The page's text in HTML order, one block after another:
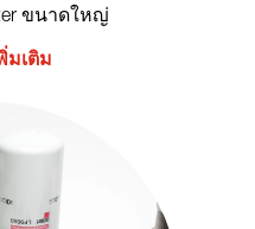
ขนาดใหญ่
มเติม